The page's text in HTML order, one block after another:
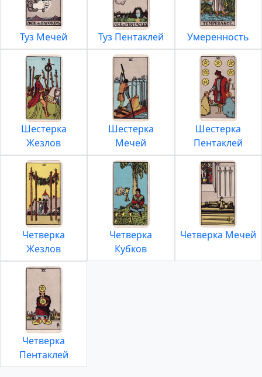
Туз Мечей Туз Пентаклей Умеренность
Шестерка
Жезлов
Шестерка
Мечей
Шестерка
Пентаклей
Четверка
Жезлов
Четверка
Кубков
Четверка Мечей
Четверка
Пентаклей